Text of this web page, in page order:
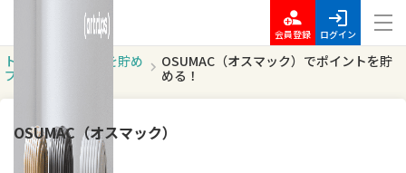
会員登録 ログイン
トッ
プ
ポイントを貯め
OSUMAC（オスマック）でポイントを貯
める！
OSUMAC（オスマック）